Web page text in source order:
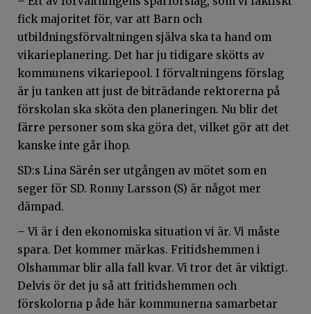
fick majoritet för, var att Barn och
utbildningsförvaltningen själva ska ta hand om
vikarieplanering. Det har ju tidigare skötts av
kommunens vikariepool. I förvaltningens förslag
är ju tanken att just de biträdande rektorerna på
förskolan ska sköta den planeringen. Nu blir det
färre personer som ska göra det, vilket gör att det
kanske inte går ihop.
SD:s Lina Särén ser utgången av mötet som en
seger för SD. Ronny Larsson (S) är något mer
dämpad.
– Vi är i den ekonomiska situation vi är. Vi måste
spara. Det kommer märkas. Fritidshemmen i
Olshammar blir alla fall kvar. Vi tror det är viktigt.
Delvis ör det ju så att fritidshemmen och
förskolorna p åde här kommunerna samarbetar